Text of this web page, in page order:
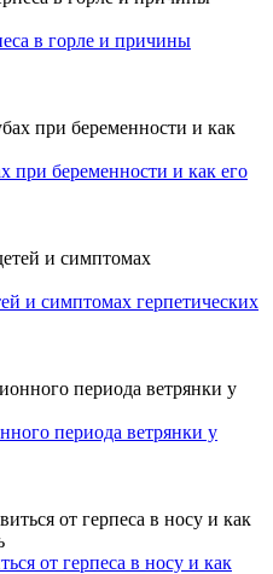
в горле и причины
при беременности и как его
и симптомах герпетических
периода ветрянки у
от герпеса в носу и как